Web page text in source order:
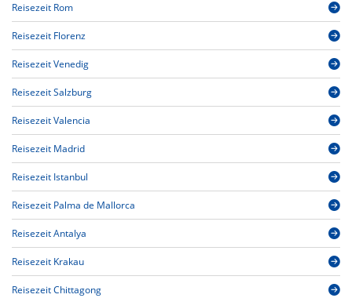
Reisezeit Rom
Reisezeit Florenz
Reisezeit Venedig
Reisezeit Salzburg
Reisezeit Valencia
Reisezeit Madrid
Reisezeit Istanbul
Reisezeit Palma de Mallorca
Reisezeit Antalya
Reisezeit Krakau
Reisezeit Chittagong